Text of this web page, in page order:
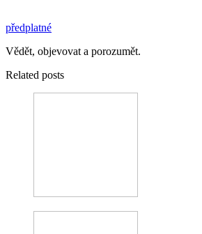
předplatné
Vědět, objevovat a porozumět.
Related posts